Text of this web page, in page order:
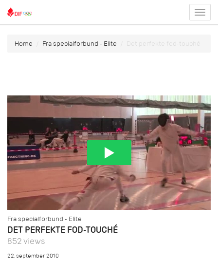
menu
Home Fra specialforbund - Elite Det perfekte fod-touché
Fra specialforbund - Elite
DET PERFEKTE FOD-TOUCHÉ
852 views
22. september 2010